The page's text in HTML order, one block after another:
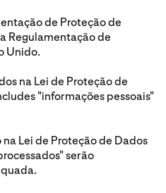
de Proteção de
Regulamentação de
Unido.
na Lei de Proteção de
"informações pessoais"
Lei de Proteção de Dados
serão